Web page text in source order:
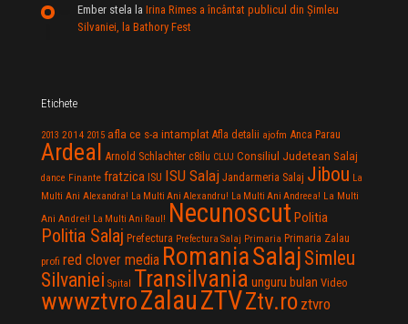
Ember stela la Irina Rimes a încântat publicul din Şimleu
Silvaniei, la Bathory Fest
Etichete
2013 2014 2015 afla ce s-a intamplat Afla detalii ajofm Anca Parau
Ardeal Arnold Schlachter c8ilu CLUJ Consiliul Judetean Salaj
dance Finante fratzica ISU ISU Salaj Jandarmeria Salaj Jibou La
Multi Ani Alexandra! La Multi Ani Alexandru! La Multi Ani Andreea! La Multi
Ani Andrei! La Multi Ani Raul! Necunoscut Politia
Politia Salaj Prefectura Prefectura Salaj Primaria Primaria Zalau
profi red clover media RomaniaSalaj Simleu
Silvaniei Spital Transilvania unguru bulan Video
wwwztvroZalauZTVZtv.ro ztvro